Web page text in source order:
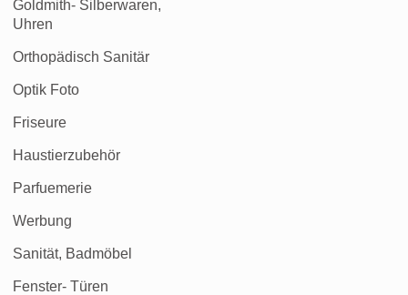
Goldmith- Silberwaren,
Uhren
Orthopädisch Sanitär
Optik Foto
Friseure
Haustierzubehör
Parfuemerie
Werbung
Sanität, Badmöbel
Fenster- Türen